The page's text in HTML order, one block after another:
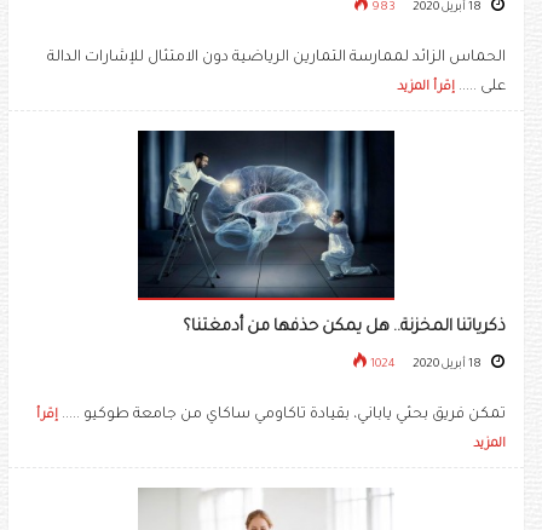
983
الحماس الزائد لممارسة التمارين الرياضية دون الامتثال للإشارات الدالة
على ..... إقرأ المزيد
ذكرياتنا المخزنة.. هل يمكن حذفها من أدمغتنا؟
1024
تمكن فريق بحثي ياباني، بقيادة تاكاومي ساكاي من جامعة طوكيو ..... إقرأ
المزيد